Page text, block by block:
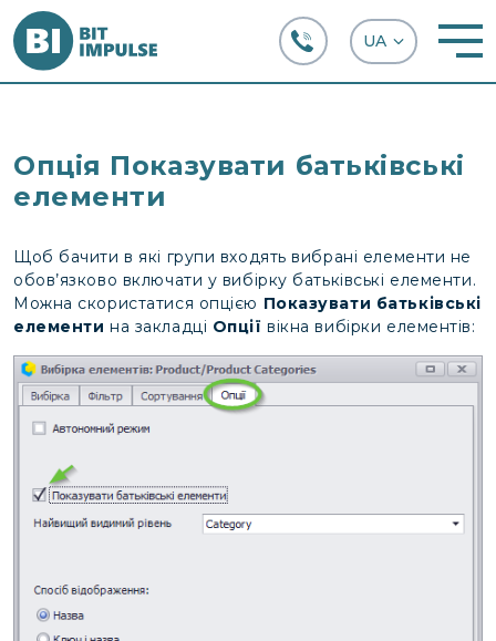
Опція Показувати батьківські
елементи
Щоб бачити в які групи входять вибрані елементи не
обов’язково включати у вибірку батьківські елементи.
Можна скористатися опцією Показувати батьківські
елементи на закладці Опції вікна вибірки елементів: